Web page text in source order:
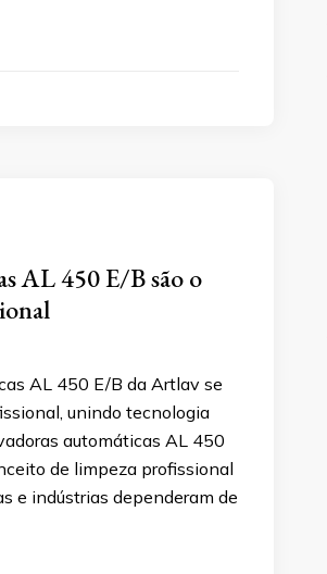
AL 450 E/B são o
AL 450 E/B da Artlav se
unindo tecnologia
automáticas AL 450
de limpeza profissional
e indústrias dependeram de